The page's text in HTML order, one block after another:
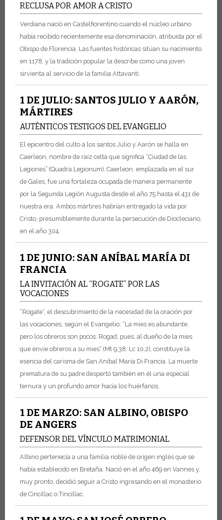
RECLUSA POR AMOR A CRISTO
Verdiana nació en Castelfiorentino cuando el núcleo urbano
había recibido recientemente esa denominación, atribuida por el
Obispo de Florencia. Las fuentes históricas sitúan su nacimiento
en 1178, y la tradición popular la describe como una joven
sirvienta al servicio de la familia Attavanti.
1 DE JULIO: SANTOS JULIO Y AARÓN,
MÁRTIRES
AUTÉNTICOS TESTIGOS DEL EVANGELIO
El epicentro del culto a los santos Julio y Aarón se halla en
Caerleon, nombre de raíz celta que significa “Ciudad de las
Legiones” (Quadra Legionum). Caerleon, emplazada en el sur
de Gales, fue una fortaleza ocupada de manera permanente
por la Segunda Legión Augusta desde el año 75 hasta el 431 de
nuestra era. Ambos mártires habrían entregado la vida por
Cristo, presumiblemente durante la persecución de Diocleciano,
en el año 304.
1 DE JUNIO: SAN ANÍBAL MARÍA DI
FRANCIA
LA INVITACIÓN AL “ROGATE” POR LAS
VOCACIONES
“Rogate”, el descubrimiento de la necesidad de la oración por
las vocaciones, según el Evangelio: “La mies es abundante,
pero los obreros son pocos. Rogad, pues, al dueño de la mies
que envíe obreros a su mies” (Mt 9,38; Lc 10,2), constituye la
esencia del carisma de San Aníbal María Di Francia. La muerte
prematura de su padre despertó también en él una especial
ternura y un profundo amor hacia los huérfanos.
1 DE MARZO: SAN ALBINO, OBISPO
DE ANGERS
DEFENSOR DEL VÍNCULO MATRIMONIAL
Albino pertenecía a una familia noble de origen inglés que se
había establecido en Bretaña. Nació en el año 469 en Vannes y,
muy pronto, decidió seguir a Cristo ingresando en el monasterio
de Cincillac o Tincillac.